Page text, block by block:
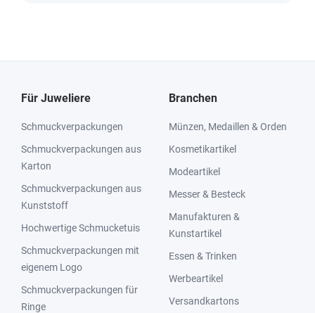
Für Juweliere
Schmuckverpackungen
Schmuckverpackungen aus
Karton
Schmuckverpackungen aus
Kunststoff
Hochwertige Schmucketuis
Schmuckverpackungen mit
eigenem Logo
Schmuckverpackungen für
Ringe
Branchen
Münzen, Medaillen & Orden
Kosmetikartikel
Modeartikel
Messer & Besteck
Manufakturen &
Kunstartikel
Essen & Trinken
Werbeartikel
Versandkartons